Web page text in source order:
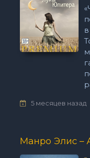
5 месяцев назад
Манро Элис –